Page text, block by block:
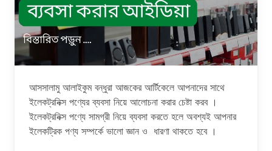
আসসালামু আলাইকুম বন্ধুরা আজকের আর্টিকেলে আপনাদের সাথে
ইলেকট্রনিক্স পণ্যের ব্যবসা নিয়ে আলোচনা করার চেষ্টা করব ।
ইলেকট্রনিক্স পণ্যে সামগ্রী নিয়ে ব্যবসা করতে হলে অবশ্যই আপনার
ইলেকট্রিক পণ্য সম্পর্কে ভালো জ্ঞান ও ধারণা থাকতে হবে ।